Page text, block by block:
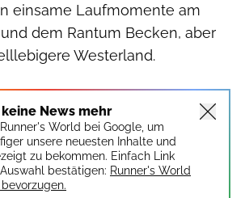
einsame Laufmomente am
dem Rantum Becken, aber
Westerland.
News mehr
World bei Google, um
unsere neuesten Inhalte und
zu bekommen. Einfach Link
bestätigen: Runner's World